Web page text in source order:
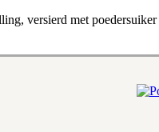
versierd met poedersuiker